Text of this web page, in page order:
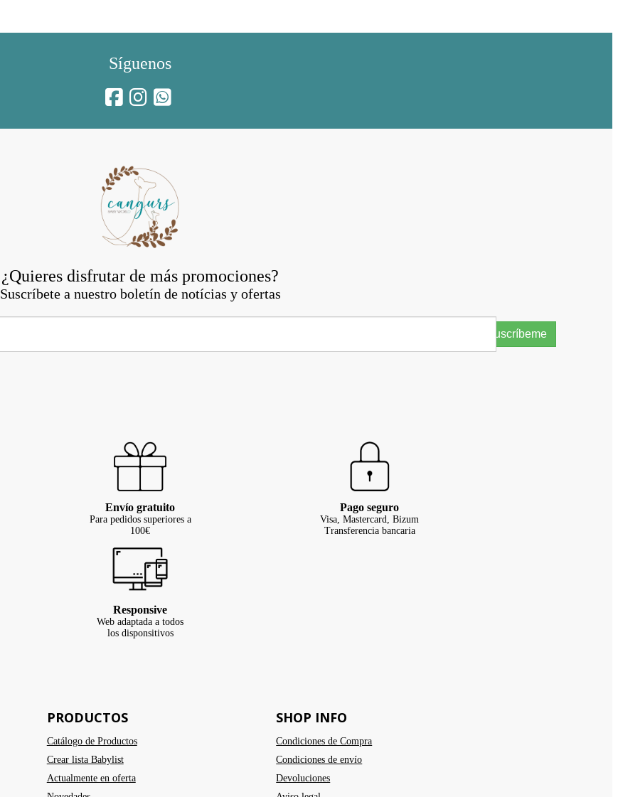
Síguenos
¿Quieres disfrutar de más promociones?
Suscríbete a nuestro boletín de notícias y ofertas
Suscríbeme
Envío gratuito
Para pedidos superiores a
100€
Pago seguro
Visa, Mastercard, Bizum
Transferencia bancaria
Responsive
Web adaptada a todos
los disponsitivos
PRODUCTOS
Catálogo de Productos
Crear lista Babylist
Actualmente en oferta
SHOP INFO
Condiciones de Compra
Condiciones de envío
Devoluciones